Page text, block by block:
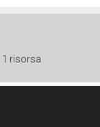
1 risorsa